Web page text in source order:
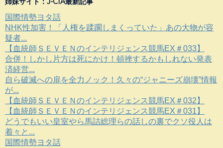
国際情勢ヨタ話
NHK性加害！「人権を蹂躙しまくっていた」あの大物が容
疑者...
【血統師ＳＥＶＥＮのインテリジェンス競馬EX＃033】
合併！しかし片方は死にかけ！頓挫するかもしれない発表
済経営...
自ら破滅への扉を全力ノック！久々の“ジャニーズ崩壊”情報
が...
【血統師ＳＥＶＥＮのインテリジェンス競馬EX＃032】
【血統師ＳＥＶＥＮのインテリジェンス競馬EX＃031】
どうでもいい皇室やら馬詰総理らの話しの裏でクソ役人は
着々と...
国際情勢ヨタ話